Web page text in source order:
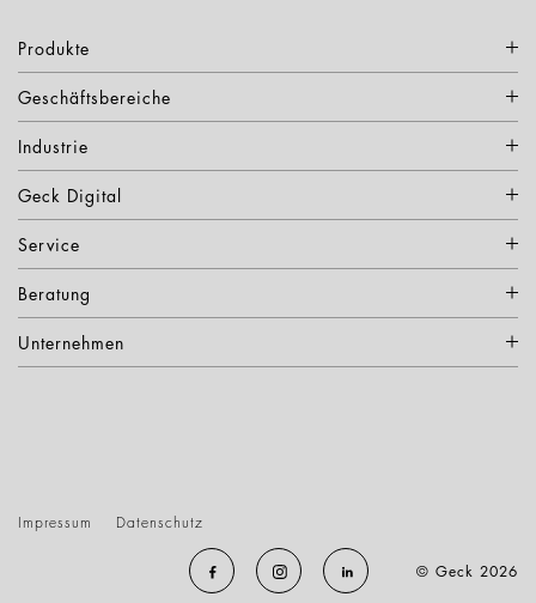
Produkte
Geschäftsbereiche
Industrie
Geck Digital
Service
Beratung
Unternehmen
Impressum Datenschutz
© Geck 2026